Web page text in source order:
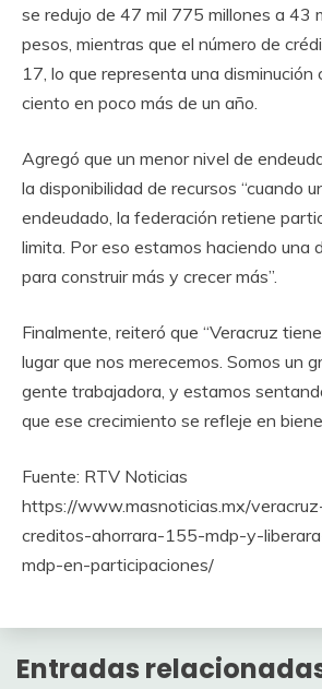
se redujo de 47 mil 775 millones a 43
pesos, mientras que el número de
17, lo que representa una
ciento en poco más de un año.
Agregó que un menor nivel de
la disponibilidad de recursos “cuando
endeudado, la federación retiene
limita. Por eso estamos haciendo una
para construir más y crecer más”.
Finalmente, reiteró que “Veracruz
lugar que nos merecemos. Somos un
gente trabajadora, y estamos
que ese crecimiento se refleje en
Fuente: RTV Noticias
https://www.masnoticias.mx/
creditos-ahorrara-155-mdp-y-
mdp-en-participaciones/
Entradas